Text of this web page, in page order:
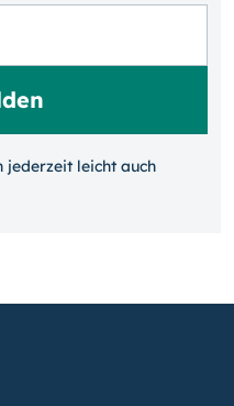
jeder­zeit leicht auch